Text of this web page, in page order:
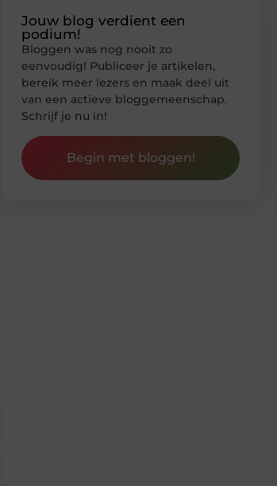
Jouw blog verdient een
podium!
Bloggen was nog nooit zo
eenvoudig! Publiceer je artikelen,
bereik meer lezers en maak deel uit
van een actieve bloggemeenschap.
Schrijf je nu in!
Begin met bloggen!